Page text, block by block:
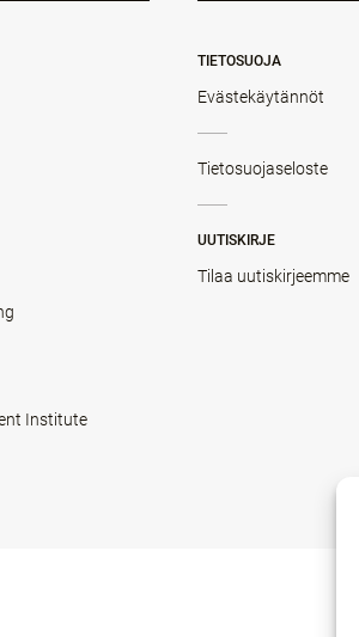
Institute
TIETOSUOJA
Evästekäytännöt
Tietosuojaseloste
UUTISKIRJE
Tilaa uutiskirjeemme